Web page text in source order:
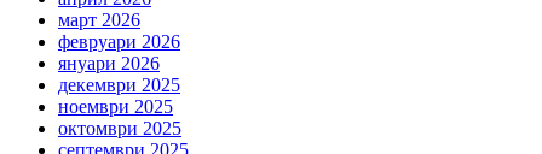
март 2026
февруари 2026
януари 2026
декември 2025
ноември 2025
октомври 2025
септември 2025